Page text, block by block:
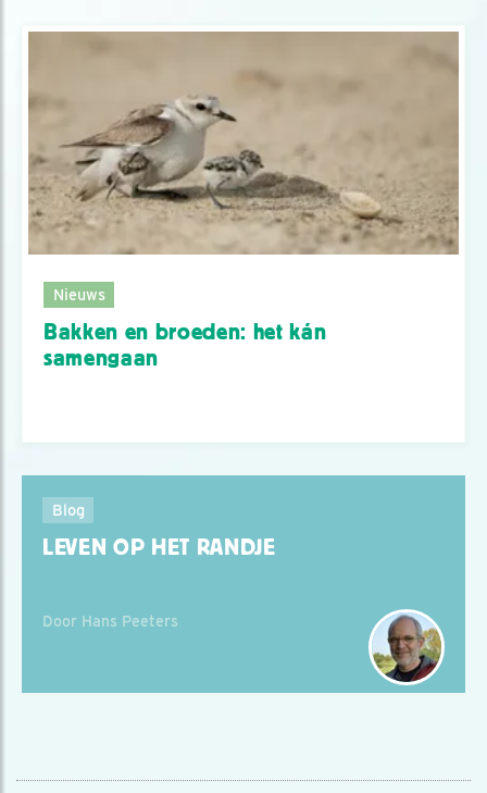
Nieuws
Bakken en broeden: het kán
samengaan
Blog
LEVEN OP HET RANDJE
Door Hans Peeters